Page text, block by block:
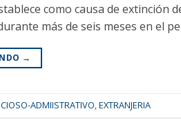
como causa de extinción
más de seis meses en el
→
ADMIISTRATIVO,EXTRANJERIA